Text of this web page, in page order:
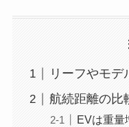
リーフやモデ
航続距離の比
EVは重量